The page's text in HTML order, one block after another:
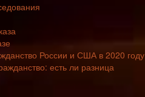
России и США в 2020 году
есть ли разница